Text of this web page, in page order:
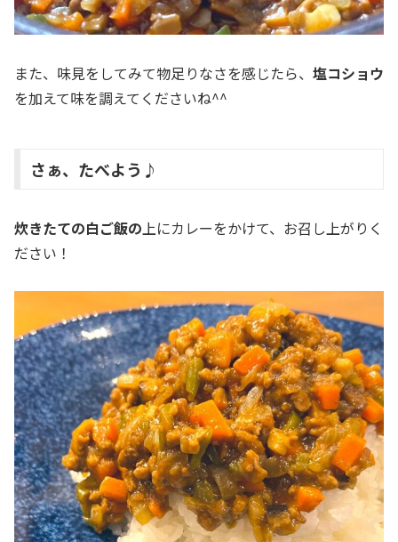
また、味見をしてみて物足りなさを感じたら、 塩コショウ
を加えて味を調えてくださいね^^
さぁ、たべよう♪
炊きたての白ご飯の上にカレーをかけて、お召し上がりく
ださい！